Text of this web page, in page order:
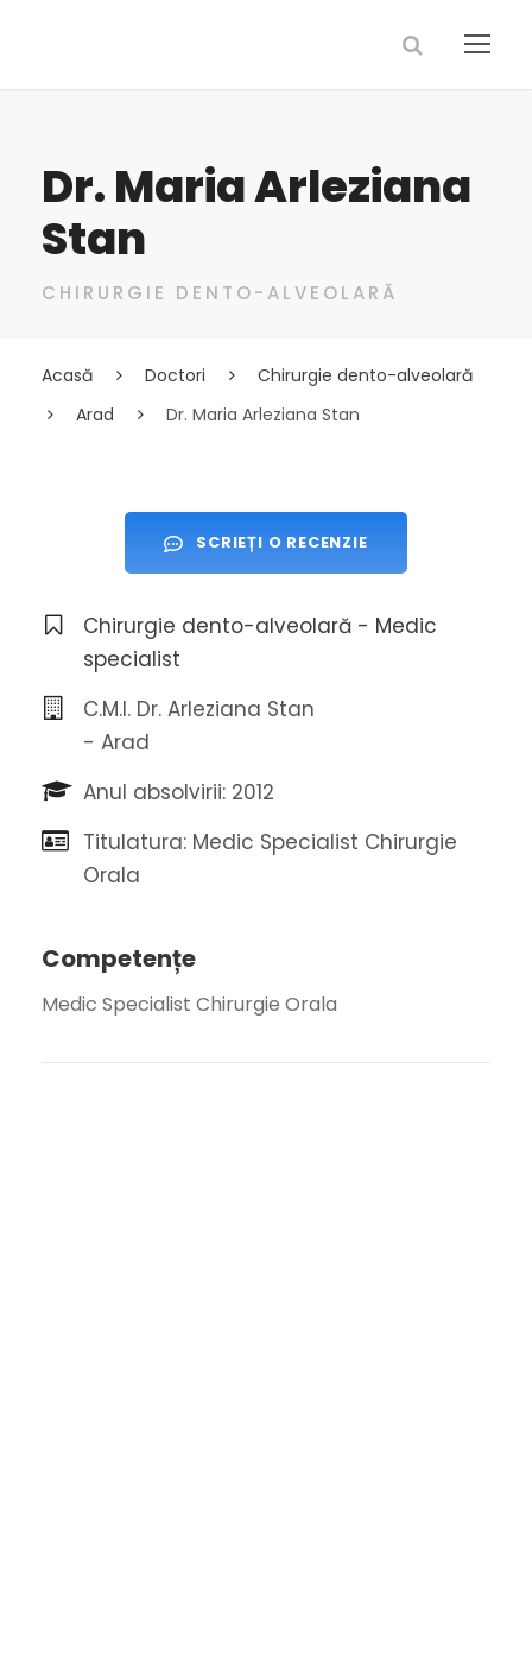
Dr. Maria Arleziana
Stan
CHIRURGIE DENTO-ALVEOLARĂ
Acasă Doctori
Chirurgie dento-alveolară
Arad
Dr. Maria Arleziana Stan
SCRIEȚI O RECENZIE
Chirurgie dento-alveolară - Medic
specialist
C.M.I. Dr. Arleziana Stan
- Arad
Anul absolvirii: 2012
Titulatura: Medic Specialist Chirurgie
Orala
Competențe
Medic Specialist Chirurgie Orala